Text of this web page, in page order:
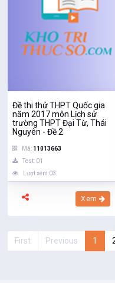
Đề thi thử THPT Quốc gia
năm 2017 môn Lịch sử
trường THPT Đại Từ, Thái
Nguyên - Đề 2
Mã: 11013663
Test: 01
Lượt xem:03
Xem
First Previous 1